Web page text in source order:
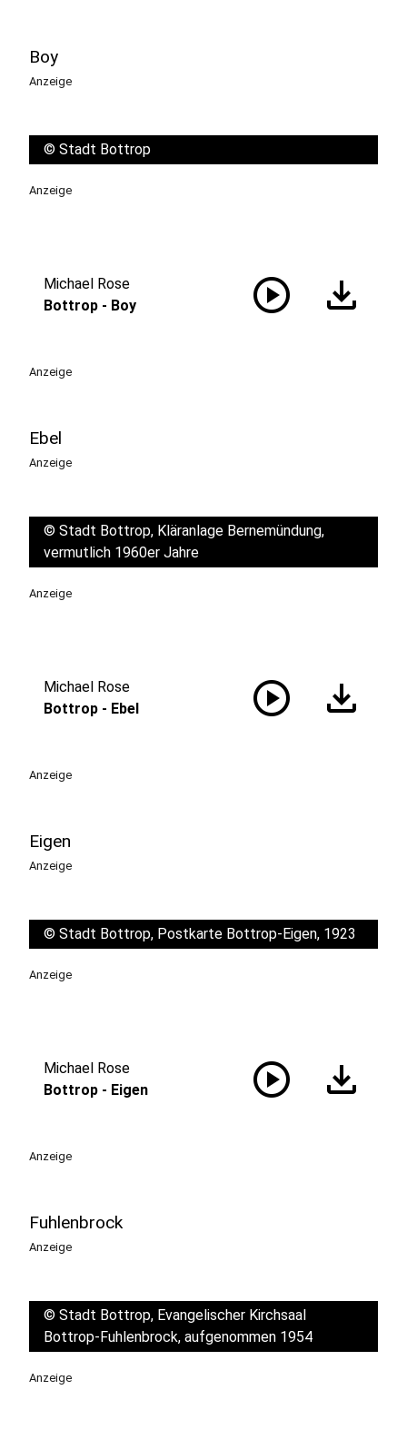
Boy
Anzeige
© Stadt Bottrop
Anzeige
Michael Rose
Bottrop - Boy
play_circle download
Anzeige
Ebel
Anzeige
© Stadt Bottrop, Kläranlage Bernemündung,
vermutlich 1960er Jahre
Anzeige
Michael Rose
Bottrop - Ebel
play_circle download
Anzeige
Eigen
Anzeige
© Stadt Bottrop, Postkarte Bottrop-Eigen, 1923
Anzeige
Michael Rose
Bottrop - Eigen
play_circle download
Anzeige
Fuhlenbrock
Anzeige
© Stadt Bottrop, Evangelischer Kirchsaal
Bottrop-Fuhlenbrock, aufgenommen 1954
Anzeige